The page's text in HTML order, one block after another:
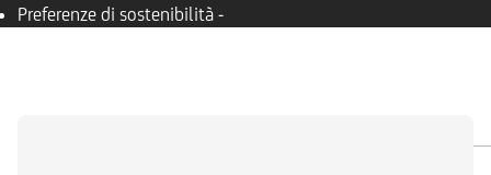
Preferenze di sostenibilità -